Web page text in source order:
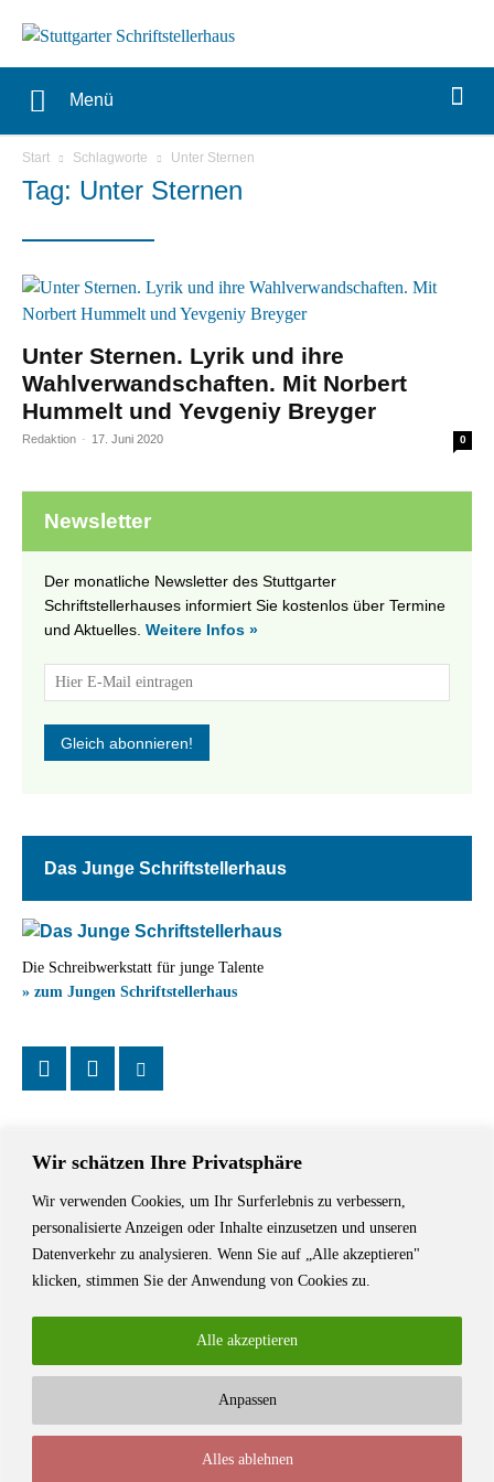
Wir schätzen Ihre Privatsphäre
Wir verwenden Cookies, um Ihr Surferlebnis zu verbessern,
personalisierte Anzeigen oder Inhalte einzusetzen und unseren
Datenverkehr zu analysieren. Wenn Sie auf „Alle akzeptieren"
klicken, stimmen Sie der Anwendung von Cookies zu.
Anpassen
Alles ablehnen
Alle akzeptieren
Menü
Start Schlagworte Unter Sternen
Tag: Unter Sternen
Unter Sternen. Lyrik und ihre
Wahlverwandschaften. Mit Norbert
Hummelt und Yevgeniy Breyger
Redaktion - 17. Juni 2020 0
Newsletter
Der monatliche Newsletter des Stuttgarter
Schriftstellerhauses informiert Sie kostenlos über Termine
und Aktuelles. Weitere Infos »
Das Junge Schriftstellerhaus
Die Schreibwerkstatt für junge Talente
» zum Jungen Schriftstellerhaus
Das Schriftstellerhaus ist ein beliebter Treffpunkt für Autorinnen und
Autoren aus Stuttgart und der Region sowie ein Veranstaltungsort für
Lesungen, Tagungen und Schreibwerkstätten.
© Stuttgarter Schriftstellerhaus